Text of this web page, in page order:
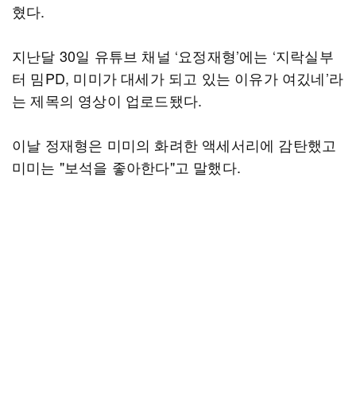
혔다.
지난달 30일 유튜브 채널 ‘요정재형’에는 ‘지락실부
터 밈PD, 미미가 대세가 되고 있는 이유가 여깄네’라
는 제목의 영상이 업로드됐다.
이날 정재형은 미미의 화려한 액세서리에 감탄했고
미미는 "보석을 좋아한다"고 말했다.